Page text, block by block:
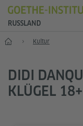
RUSSLAND
Start Kultur
DIDI
KLÜGEL 18+